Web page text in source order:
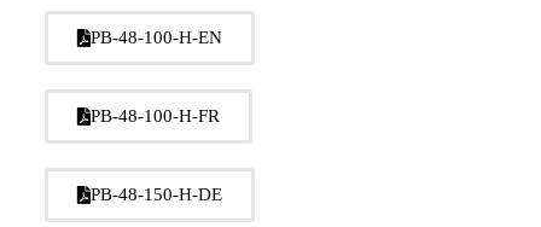
PB-48-100-H-EN
PB-48-100-H-FR
PB-48-150-H-DE